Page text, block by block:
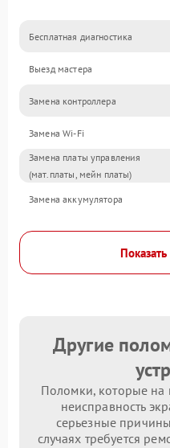
Бесплатная диагностика
Выезд мастера
Замена контроллера
Замена Wi-Fi
Замена платы управления
(мат.платы, мейн платы)
Замена аккумулятора
Другие
Поломки, которые на
неисправность
серьезные
случаях требуется